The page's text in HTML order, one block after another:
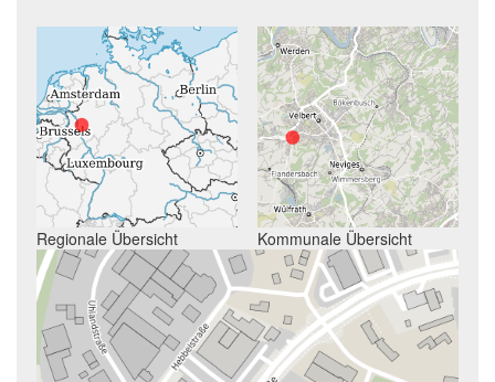
Regionale Übersicht Kommunale Übersicht